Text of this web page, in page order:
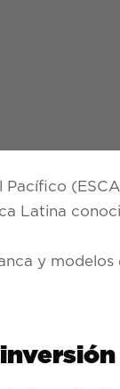
Latina
y modelos